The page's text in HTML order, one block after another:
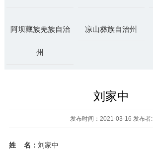
阿坝藏族羌族自治
州
凉山彝族自治州
刘家中
发布时间：2021-03-16 发布者:
姓 名： 刘家中